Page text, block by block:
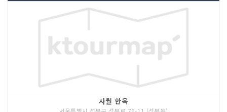
사월 한옥